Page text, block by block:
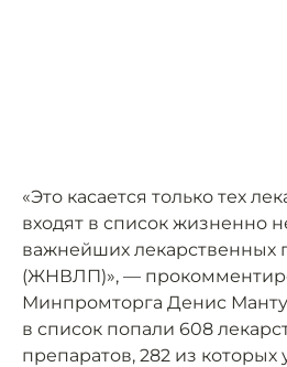
«Это касается только тех
входят в список жизненно
важнейших лекарственных
(ЖНВЛП)», —
Минпромторга Денис
в список попали 608
препаратов, 282 из